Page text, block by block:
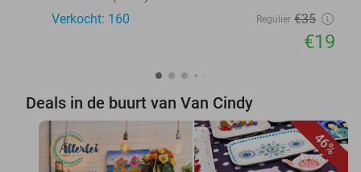
Verkocht: 160
Regulier €35
€19
Deals in de buurt van Van Cindy
46%